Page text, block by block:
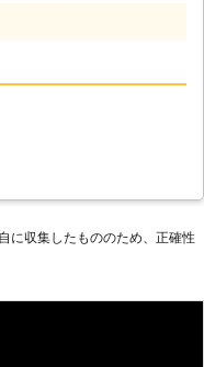
ャット」の出番です！弊
いるからこそ、お客様か
迅速に解決して、車を走
可能です。お客様がすぐ
ただきますので、車のバ
いたてから平均16分27
すると、作業内容を覚え
きに何度も道を検索し車
なったのです。 この
に収集したもののため、正確性